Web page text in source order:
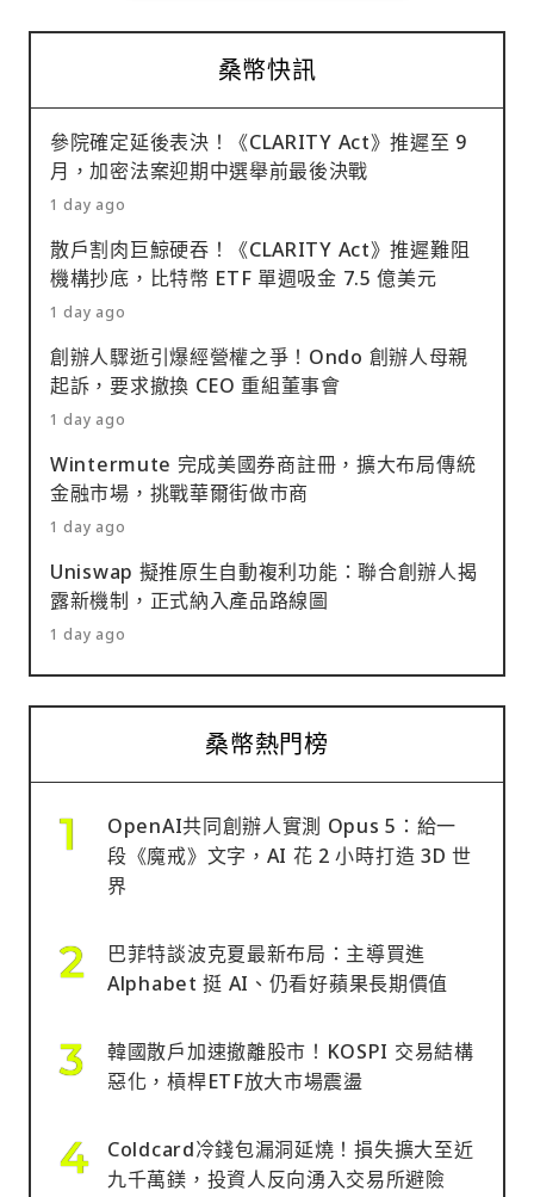
桑幣快訊
參院確定延後表決！《CLARITY Act》推遲至 9
月，加密法案迎期中選舉前最後決戰
1 day ago
散戶割肉巨鯨硬吞！《CLARITY Act》推遲難阻
機構抄底，比特幣 ETF 單週吸金 7.5 億美元
1 day ago
創辦人驟逝引爆經營權之爭！Ondo 創辦人母親
起訴，要求撤換 CEO 重組董事會
1 day ago
Wintermute 完成美國券商註冊，擴大布局傳統
金融市場，挑戰華爾街做市商
1 day ago
Uniswap 擬推原生自動複利功能：聯合創辦人揭
露新機制，正式納入產品路線圖
1 day ago
桑幣熱門榜
OpenAI共同創辦人實測 Opus 5：給一
段《魔戒》文字，AI 花 2 小時打造 3D 世
界
巴菲特談波克夏最新布局：主導買進
Alphabet 挺 AI、仍看好蘋果長期價值
韓國散戶加速撤離股市！KOSPI 交易結構
惡化，槓桿ETF放大市場震盪
Coldcard冷錢包漏洞延燒！損失擴大至近
九千萬鎂，投資人反向湧入交易所避險